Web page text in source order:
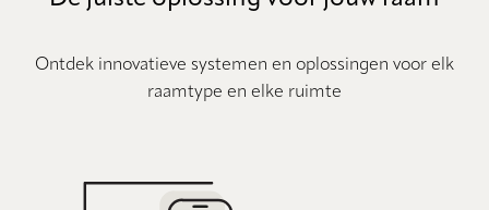
Ontdek innovatieve systemen en oplossingen voor elk
raamtype en elke ruimte